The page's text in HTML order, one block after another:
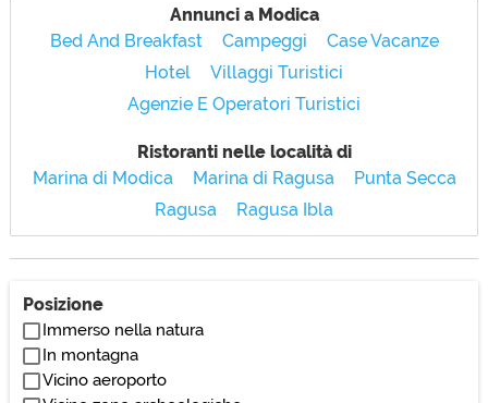
Annunci a Modica
Bed And Breakfast
Campeggi
Case Vacanze
Hotel
Villaggi Turistici
Agenzie E Operatori Turistici
Ristoranti nelle località di
Marina di Modica
Marina di Ragusa
Punta Secca
Ragusa
Ragusa Ibla
Posizione
Immerso nella natura
In montagna
Vicino aeroporto